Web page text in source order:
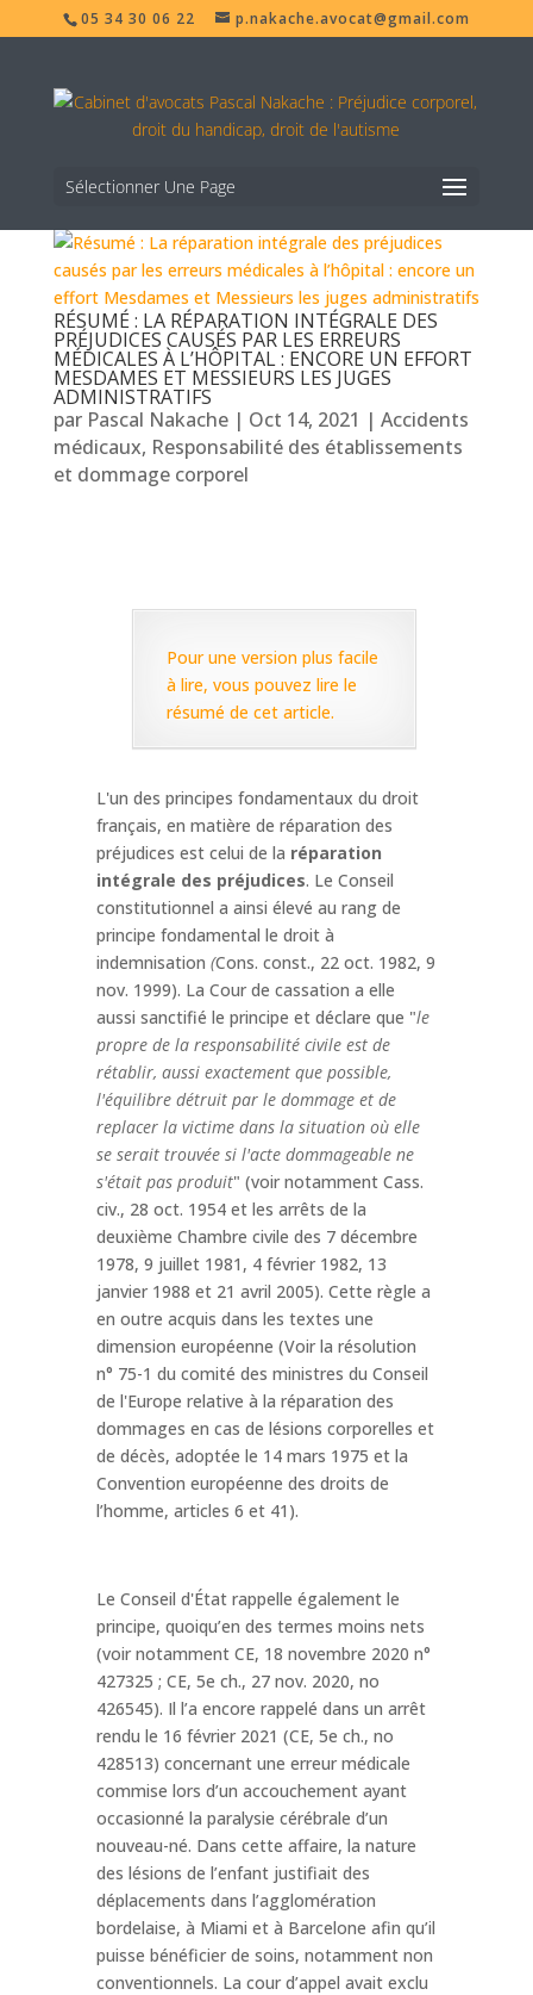
05 34 30 06 22 p.nakache.avocat@gmail.com
Sélectionner Une Page
RÉSUMÉ : LA RÉPARATION INTÉGRALE DES
PRÉJUDICES CAUSÉS PAR LES ERREURS
MÉDICALES À L’HÔPITAL : ENCORE UN EFFORT
MESDAMES ET MESSIEURS LES JUGES
ADMINISTRATIFS
par Pascal Nakache| Oct 14, 2021 | Accidents
médicaux, Responsabilité des établissements
et dommage corporel
Pour une version plus facile
à lire, vous pouvez lire le
résumé de cet article.
L'un des principes fondamentaux du droit
français, en matière de réparation des
préjudices est celui de la réparation
intégrale des préjudices. Le Conseil
constitutionnel a ainsi élevé au rang de
principe fondamental le droit à
indemnisation (Cons. const., 22 oct. 1982, 9
nov. 1999). La Cour de cassation a elle
aussi sanctifié le principe et déclare que "le
propre de la responsabilité civile est de
rétablir, aussi exactement que possible,
l'équilibre détruit par le dommage et de
replacer la victime dans la situation où elle
se serait trouvée si l'acte dommageable ne
s'était pas produit" (voir notamment Cass.
civ., 28 oct. 1954 et les arrêts de la
deuxième Chambre civile des 7 décembre
1978, 9 juillet 1981, 4 février 1982, 13
janvier 1988 et 21 avril 2005). Cette règle a
en outre acquis dans les textes une
dimension européenne (Voir la résolution
n° 75-1 du comité des ministres du Conseil
de l'Europe relative à la réparation des
dommages en cas de lésions corporelles et
de décès, adoptée le 14 mars 1975 et la
Convention européenne des droits de
l’homme, articles 6 et 41).
Le Conseil d'État rappelle également le
principe, quoiqu’en des termes moins nets
(voir notamment CE, 18 novembre 2020 n°
427325 ; CE, 5e ch., 27 nov. 2020, no
426545). Il l’a encore rappelé dans un arrêt
rendu le 16 février 2021 (CE, 5e ch., no
428513) concernant une erreur médicale
commise lors d’un accouchement ayant
occasionné la paralysie cérébrale d’un
nouveau-né. Dans cette affaire, la nature
des lésions de l’enfant justifiait des
déplacements dans l’agglomération
bordelaise, à Miami et à Barcelone afin qu’il
puisse bénéficier de soins, notamment non
conventionnels. La cour d’appel avait exclu